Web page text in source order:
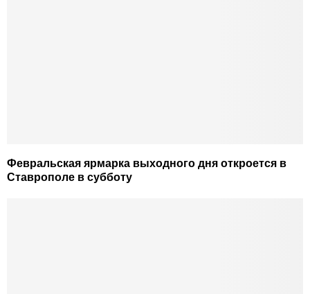
Февральская ярмарка выходного дня откроется в
Ставрополе в субботу